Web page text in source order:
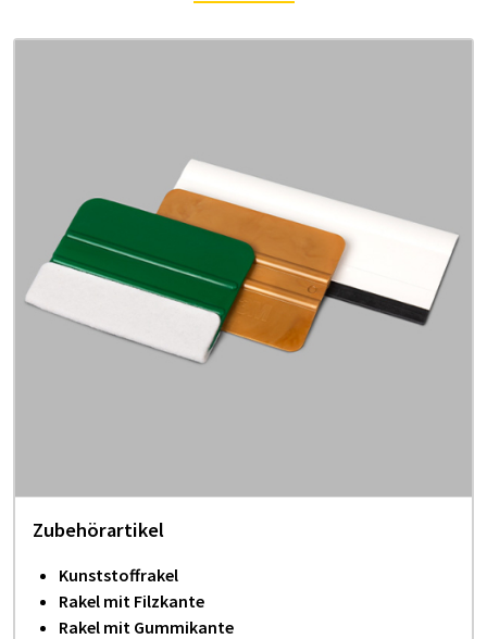
Zubehörartikel
Kunststoffrakel
Rakel mit Filzkante
Rakel mit Gummikante